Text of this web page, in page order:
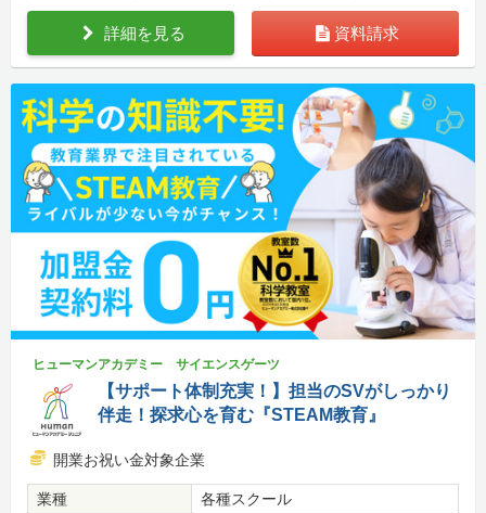
詳細を見る 資料請求
ヒューマンアカデミー サイエンスゲーツ
【サポート体制充実！】担当のSVがしっかり
伴走！探求心を育む『STEAM教育』
開業お祝い金対象企業
業種
各種スクール